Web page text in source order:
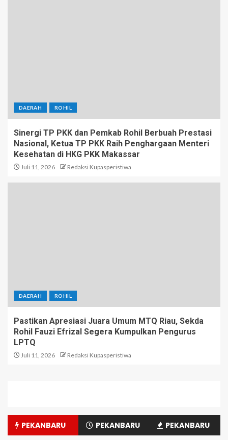
DAERAH ROHIL
Sinergi TP PKK dan Pemkab Rohil Berbuah Prestasi
Nasional, Ketua TP PKK Raih Penghargaan Menteri
Kesehatan di HKG PKK Makassar
Juli 11, 2026 Redaksi Kupasperistiwa
DAERAH ROHIL
Pastikan Apresiasi Juara Umum MTQ Riau, Sekda
Rohil Fauzi Efrizal Segera Kumpulkan Pengurus
LPTQ
Juli 11, 2026 Redaksi Kupasperistiwa
PEKANBARU PEKANBARU PEKANBARU